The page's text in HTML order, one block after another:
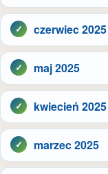
czerwiec 2025
maj 2025
kwiecień 2025
marzec 2025